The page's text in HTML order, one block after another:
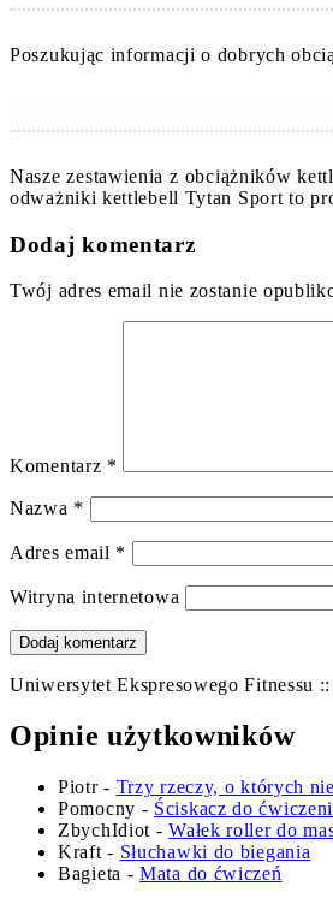
Poszukując informacji o dobrych
Nasze zestawienia z obciążników
odważniki kettlebell Tytan Sport to
Dodaj komentarz
Twój adres email nie zostanie
Komentarz *
Nazwa *
Adres email *
Witryna internetowa
Uniwersytet Ekspresowego Fitnessu
Opinie użytkowników
Piotr- Trzy rzeczy, o których
Pomocny - Ściskacz do
ZbychIdiot -Wałek roller do
Kraft - Słuchawki do biegania
Bagieta -Mata do ćwiczeń